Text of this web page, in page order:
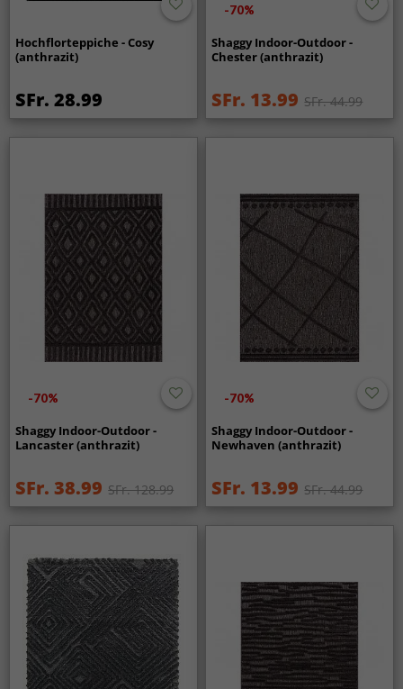
Hochflorteppiche - Cosy
(anthrazit)
SFr. 28.99
-70%
Shaggy Indoor-Outdoor -
Chester (anthrazit)
SFr. 13.99 SFr. 44.99
-70%
Shaggy Indoor-Outdoor -
Lancaster (anthrazit)
SFr. 38.99 SFr. 128.99
-70%
Shaggy Indoor-Outdoor -
Newhaven (anthrazit)
SFr. 13.99 SFr. 44.99